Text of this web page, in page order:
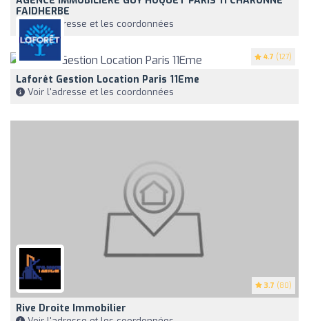
FAIDHERBE
Voir l'adresse et les coordonnées
4.7 (127)
Laforêt Gestion Location Paris 11Eme
Voir l'adresse et les coordonnées
3.7 (80)
Rive Droite Immobilier